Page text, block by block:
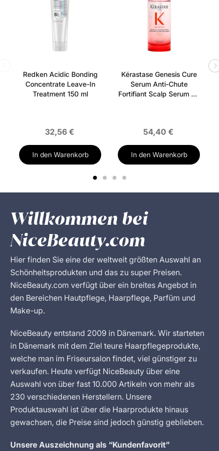
Redken Acidic Bonding
Concentrate Leave-In
Treatment 150 ml
32,56 €
In den Warenkorb
Kérastase Genesis Cure
Serum Anti-Chute
Fortifiant Scalp Serum 90
54,40 €
In den Warenkorb
1 2 3 4
Willkommen bei
NiceBeauty.com
Hier finden Sie eine der weltweit größten Auswahl an
Schönheitsprodukten und das zu super Preisen.
NiceBeauty.com verfügt über ein breites Angebot in
den Bereichen Hautpflege, Haarpflege, Parfüm und
Make-up.
NiceBeauty entstand 2009 in Dänemark. Wir starteten
in Dänemark mit dem Ziel teure Haarpflegeprodukte,
welche man im Friseursalon findet, viel günstiger zu
verkaufen. Heute verfügt NiceBeauty über eine
Auswahl von über fast 10.000 Artikeln von mehr als
230 verschiedenen Herstellern. Unsere
Produktauswahl ist über die Haarprodukte hinaus
gewachsen, die Preise sind jedoch günstig geblieben.
Unsere Auszeichnung als “Kundenfavorit”